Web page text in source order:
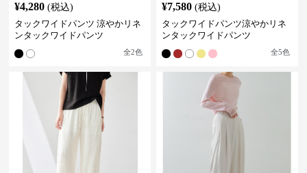
¥4,280 (税込)
タックワイドパンツ 涼やかリネ
ンタックワイドパンツ
全2色
¥7,580 (税込)
タックワイドパンツ涼やかリネ
ンタックワイドパンツ
全5色